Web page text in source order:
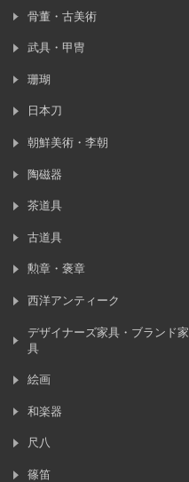
骨董・古美術
武具・甲冑
珊瑚
日本刀
朝鮮美術・李朝
陶磁器
茶道具
古道具
勲章・褒章
西洋アンティーク
デザイナーズ家具・ブランド家
具
絵画
和楽器
尺八
篠笛